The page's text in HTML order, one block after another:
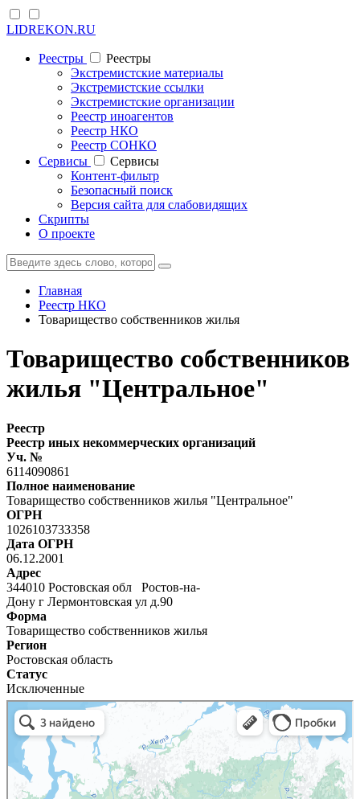
LIDREKON.RU
Реестры
Реестры
Экстремистские материалы
Экстремистские ссылки
Экстремистские организации
Реестр иноагентов
Реестр НКО
Реестр СОНКО
Cервисы
Cервисы
Контент-фильтр
Безопасный поиск
Версия сайта для слабовидящих
Скрипты
О проекте
Главная
Реестр НКО
Товарищество собственников жилья
Товарищество собственников
жилья "Центральное"
Реестр
Реестр иных некоммерческих организаций
Уч. №
6114090861
Полное наименование
Товарищество собственников жилья "Центральное"
ОГРН
1026103733358
Дата ОГРН
06.12.2001
Адрес
344010 Ростовская обл Ростов-на-
Дону г Лермонтовская ул д.90
Форма
Товарищество собственников жилья
Регион
Ростовская область
Статус
Исключенные